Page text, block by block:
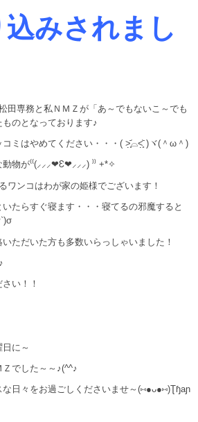
込みされまし
田専務と私ＮＭＺが「あ～でもないこ～でも
のとなっております♪
コミはやめてください・・・( ˃̣̣̥᷄⌓˂̣̣̥᷅ )ヾ(＾ω＾)
物が⁽⁽(⸝⸝⸝❤︎Ɛ❤︎⸝⸝⸝) ⁾⁾ ​​​+*✧
ワンコはわが家の姫様でございます！
たらすぐ寝ます・・・寝てるの邪魔すると
ただいた方も多数いらっしゃいました！
い！！
に～
でした～～♪(^^♪
日々をお過ごしくださいませ～(⑅●ᴗ●⑅)Ʈɧaɲ